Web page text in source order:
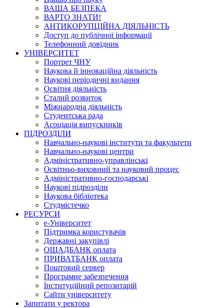
ВАША БЕЗПЕКА
ВАРТО ЗНАТИ!
АНТИКОРУПЦІЙНА ДІЯЛЬНІСТЬ
Доступ до публічної інформації
Телефонний довідник
УНІВЕРСИТЕТ
Портрет ЧНУ
Наукова й інноваційна діяльність
Наукові періодичні видання
Освітня діяльність
Сталий розвиток
Міжнародна діяльність
Студентська рада
Асоціація випускників
ПІДРОЗДІЛИ
Навчально-наукові інститути та факультети
Навчально-наукові центри
Адміністративно-управлінські
Освітньо-виховний та науковий процес
Адміністративно-господарські
Наукові підрозділи
Наукова бібліотека
Студмістечко
РЕСУРСИ
е-Університет
Підтримка користувачів
Державні закупівлі
ОЩАДБАНК оплата
ПРИВАТБАНК оплата
Поштовий сервер
Програмне забезпечення
Інституційний репозитарій
Сайти університету
Запитати у ректора